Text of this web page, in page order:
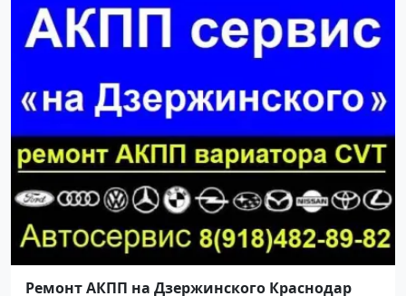
Ремонт АКПП на Дзержинского Краснодар